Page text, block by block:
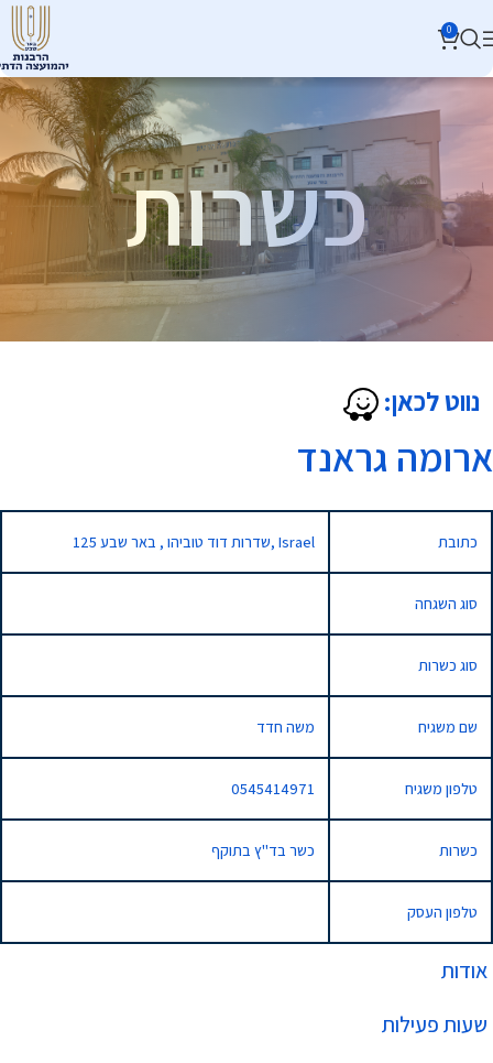
0
כשרות
אודות
שעות פעילות
נווט לכאן:
ארומה גראנד
כתובת 125 שדרות דוד טוביהו , באר שבע, Israel
סוג השגחה
סוג כשרות
שם משגיח משה חדד
טלפון משגיח 0545414971
כשרות כשר בד"ץ בתוקף
טלפון העסק